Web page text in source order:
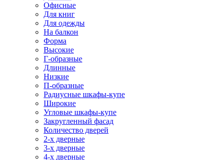
Офисные
Для книг
Для одежды
На балкон
Форма
Высокие
Г-образные
Длинные
Низкие
П-образные
Радиусные шкафы-купе
Широкие
Угловые шкафы-купе
Закругленный фасад
Количество дверей
2-х дверные
3-х дверные
4-х дверные